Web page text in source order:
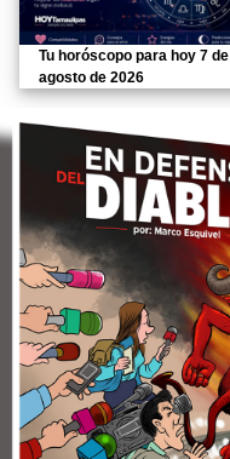
Tu horóscopo para hoy 7 de
agosto de 2026